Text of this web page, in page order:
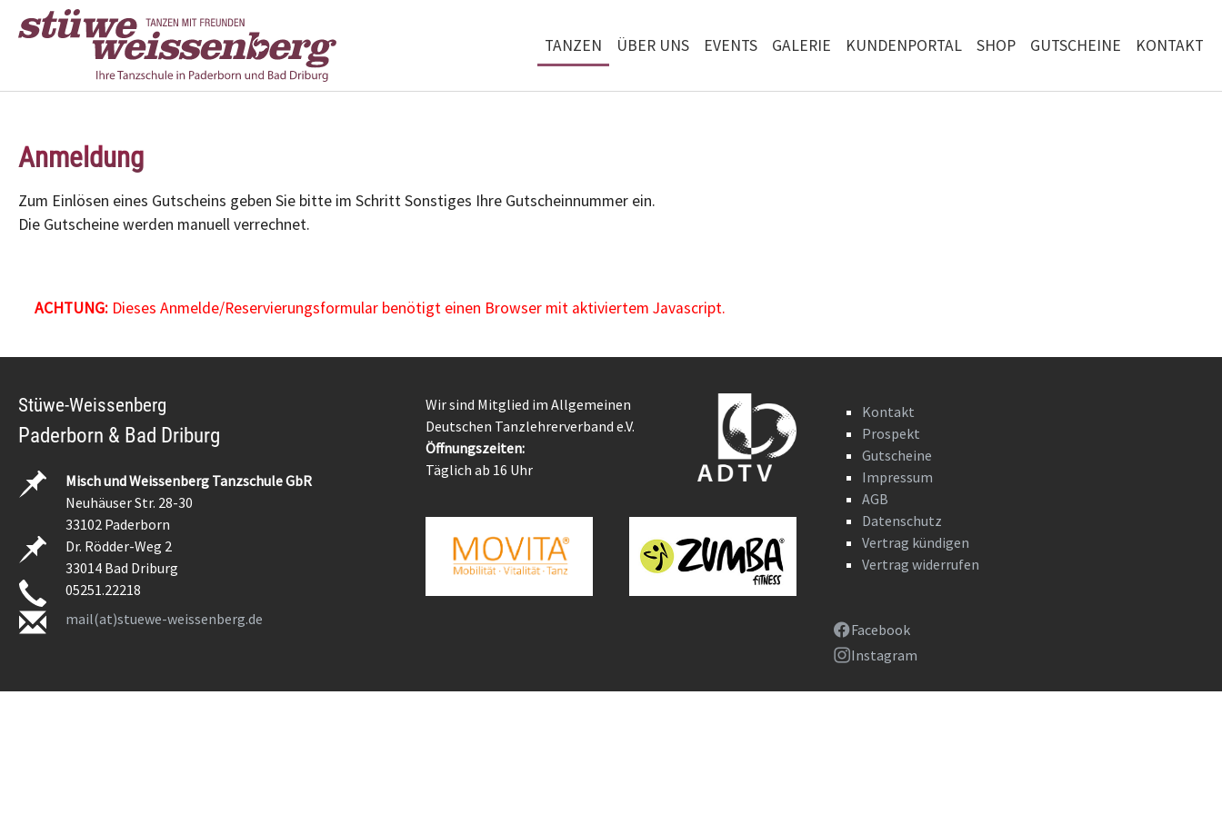
TANZEN ÜBER UNS EVENTS GALERIE KUNDENPORTAL SHOP GUTSCHEINE KONTAKT
Anmeldung
Zum Einlösen eines Gutscheins geben Sie bitte im Schritt Sonstiges Ihre Gutscheinnummer ein.
Die Gutscheine werden manuell verrechnet.
ACHTUNG:Dieses Anmelde/Reservierungsformular benötigt einen Browser mit aktiviertem Javascript.
Stüwe-Weissenberg
Paderborn & Bad Driburg
Misch und Weissenberg Tanzschule GbR
Neuhäuser Str. 28-30
33102 Paderborn
Dr. Rödder-Weg 2
33014 Bad Driburg
05251.22218
mail(at)stuewe-weissenberg.de
Wir sind Mitglied im Allgemeinen
Deutschen Tanzlehrerverband e.V.
Öffnungszeiten:
Täglich ab 16 Uhr
Kontakt
Prospekt
Gutscheine
Impressum
AGB
Datenschutz
Vertrag kündigen
Vertrag widerrufen
Facebook
Instagram